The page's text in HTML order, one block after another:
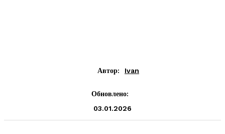
Автор: Ivan
Обновлено:
03.01.2026